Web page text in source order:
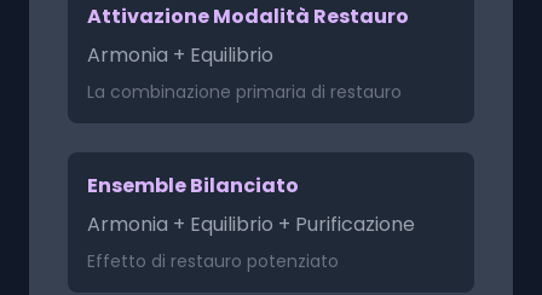
Attivazione Modalità Restauro
Armonia + Equilibrio
La combinazione primaria di restauro
Ensemble Bilanciato
Armonia + Equilibrio + Purificazione
Effetto di restauro potenziato